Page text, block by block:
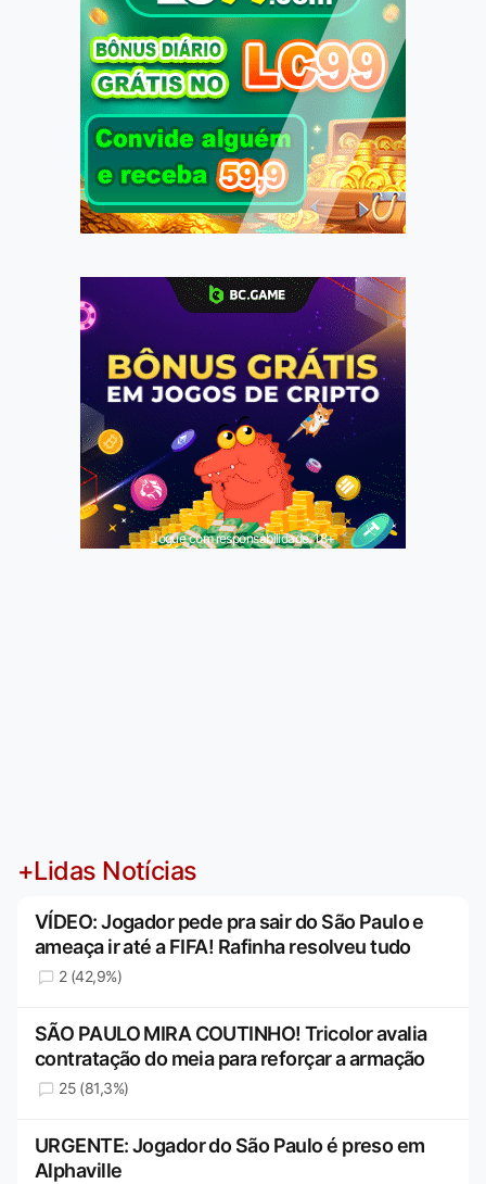
Jogue com responsabilidade. 18+
+Lidas Notícias
VÍDEO: Jogador pede pra sair do São Paulo e
ameaça ir até a FIFA! Rafinha resolveu tudo
2 (42,9%)
SÃO PAULO MIRA COUTINHO! Tricolor avalia
contratação do meia para reforçar a armação
25 (81,3%)
URGENTE: Jogador do São Paulo é preso em
Alphaville